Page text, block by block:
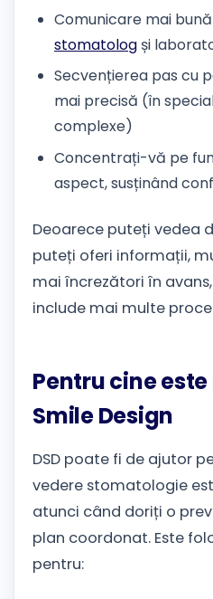
Comunicare mai
stomatolog și
Secvențierea pas cu
mai precisă (în
complexe)
Concentrați-vă pe
aspect, susținând
Deoarece puteți vedea
puteți oferi informații,
mai încrezători în
include mai multe
Pentru cine
Smile Design
DSD poate fi de ajutor
vedere stomatologie
atunci când doriți o
plan coordonat. Este
pentru: